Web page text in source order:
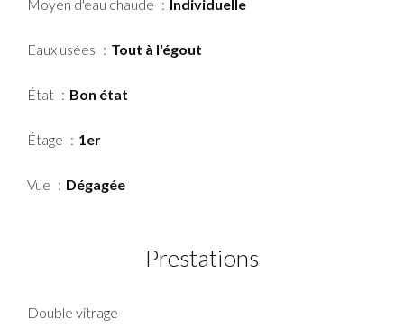
Moyen d'eau chaude Individuelle
Eaux usées Tout à l'égout
État Bon état
Étage 1er
Vue Dégagée
Prestations
Double vitrage